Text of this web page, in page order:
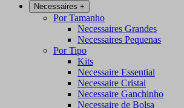
Necessaires +
Por Tamanho
Necessaires Grandes
Necessaires Pequenas
Por Tipo
Kits
Necessaire Essential
Necessaire Cristal
Necessaire Ganchinho
Necessaire de Bolsa